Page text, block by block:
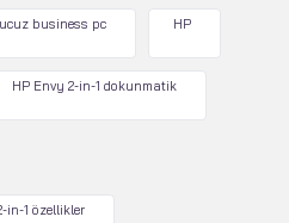
business pc HP
HP Envy 2-in-1 dokunmatik
in-1 özellikler